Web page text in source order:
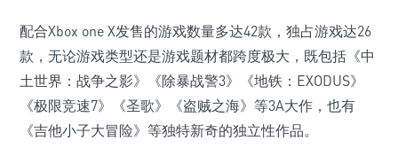
配合Xbox one X发售的游戏数量多达42款，独占游戏达26
款，无论游戏类型还是游戏题材都跨度极大，既包括《中
土世界：战争之影》《除暴战警3》《地铁：EXODUS》
《极限竞速7》《圣歌》《盗贼之海》等3A大作，也有
《吉他小子大冒险》等独特新奇的独立性作品。